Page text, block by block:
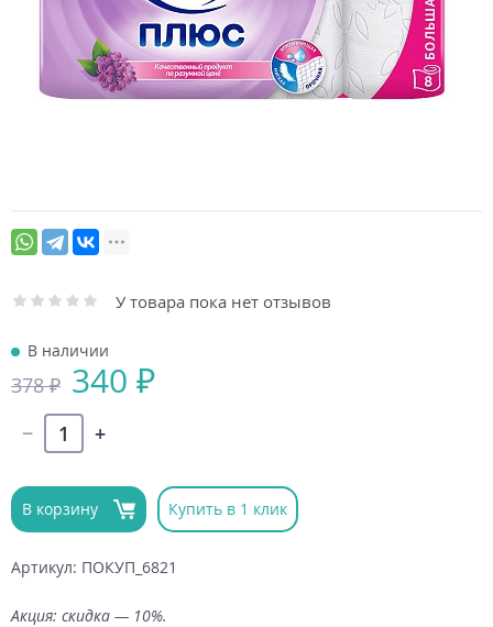
У товара пока нет отзывов
В наличии
378 ₽ 340 ₽
В корзину Купить в 1 клик
Артикул: ПОКУП_6821
Акция: скидка — 10%.